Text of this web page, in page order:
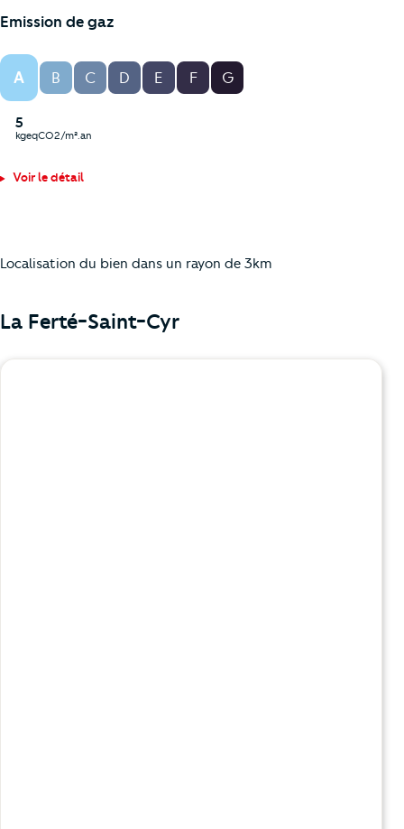
Emission de gaz
A
5
kgeqCO2/m².an
B C D E F G
Voir le détail
Localisation du bien dans un rayon de 3km
La Ferté-Saint-Cyr